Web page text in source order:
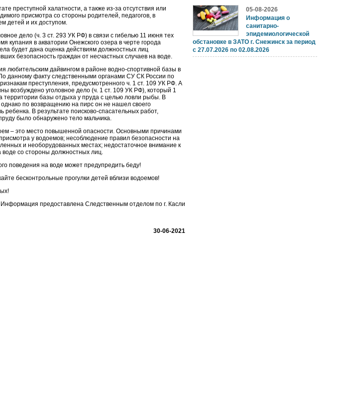
преступной халатности, а также из-за отсутствия или
присмотра со стороны родителей, педагогов, в
детей и их доступом.
дело (ч. 3 ст. 293 УК РФ) в связи с гибелью 11 июня тех
купания в акватории Онежского озера в черте города
будет дана оценка действиям должностных лиц
безопасность граждан от несчастных случаев на воде.
любительским дайвингом в районе водно-спортивной базы в
данному факту следственными органами СУ СК России по
преступления, предусмотренного ч. 1 ст. 109 УК РФ. А
возбуждено уголовное дело (ч. 1 ст. 109 УК РФ), который 1
базы отдыха у пруда с целью ловли рыбы. В
по возвращению на пирс он не нашел своего
В результате поисково-спасательных работ,
было обнаружено тело мальчика.
– это место повышенной опасности. Основными причинами
у водоемов; несоблюдение правил безопасности на
и необорудованных местах; недостаточное внимание к
со стороны должностных лиц.
поведения на воде может предупредить беду!
бесконтрольные прогулки детей вблизи водоемов!
Информация предоставлена Следственным отделом по г. Касли
30-06-2021
05-08-2026
Информация о
санитарно-
эпидемиологической
обстановке в ЗАТО г. Снежинск за период
с 27.07.2026 по 02.08.2026